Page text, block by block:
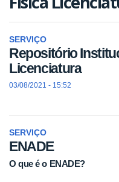
SERVIÇO
Repositório
Licenciatura
03/08/2021 - 15:52
SERVIÇO
ENADE
O que é o ENADE?